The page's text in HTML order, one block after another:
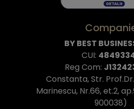
BY BEST
CUI:
Reg Com:
Constanta, Str.
Marinescu, Nr.66, et.2,
900038)